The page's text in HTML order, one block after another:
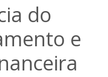
do
e